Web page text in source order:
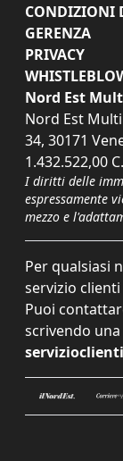
CONDIZIONI
GERENZA
PRIVACY
Nord Est
Nord Est
34, 30171
1.432.522,00
I diritti delle
espressamente
mezzo e
Per qualsiasi
servizio
Puoi
scrivendo una